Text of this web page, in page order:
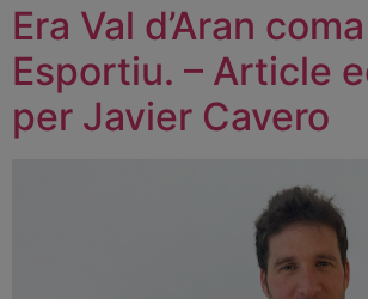
Era Val d’Aran
Esportiu. – Article
per Javier Cavero